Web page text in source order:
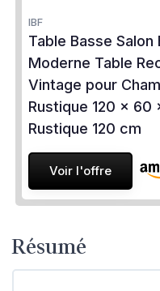
IBF
Table Basse
Moderne Table
Vintage pour
Rustique 120 x 60
Rustique 120 cm
Voir l'offre
Résumé